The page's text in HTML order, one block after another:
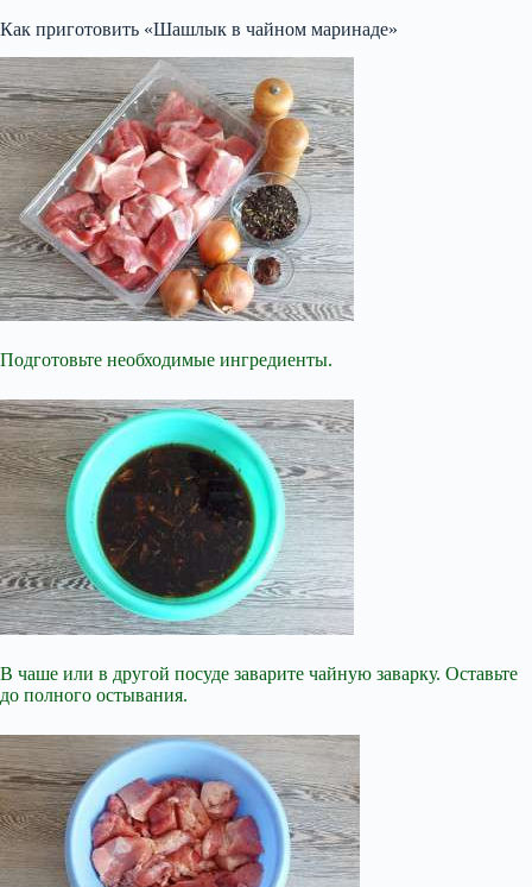
Как приготовить «Шашлык в чайном маринаде»
Подготовьте необходимые ингредиенты.
В чаше или в другой посуде заварите чайную заварку. Оставьте
до полного остывания.